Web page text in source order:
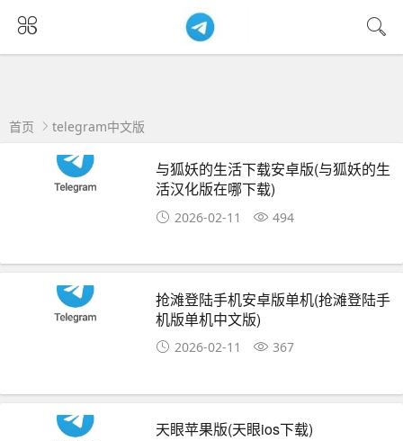
首页 telegram中文版
与狐妖的生活下载安卓版(与狐妖的生
活汉化版在哪下载)
2026-02-11 494
抢滩登陆手机安卓版单机(抢滩登陆手
机版单机中文版)
2026-02-11 367
天眼苹果版(天眼ios下载)